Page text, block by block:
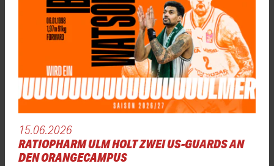
15.06.2026
RATIOPHARM ULM HOLT ZWEI US-GUARDS AN
DEN ORANGECAMPUS